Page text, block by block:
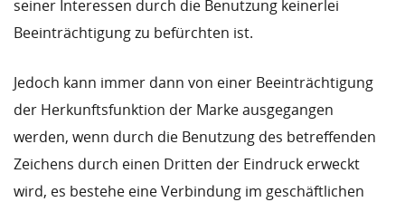
seiner Interessen durch die Benutzung keinerlei
Beeinträchtigung zu befürchten ist.
Jedoch kann immer dann von einer Beeinträchtigung
der Herkunftsfunktion der Marke ausgegangen
werden, wenn durch die Benutzung des betreffenden
Zeichens durch einen Dritten der Eindruck erweckt
wird, es bestehe eine Verbindung im geschäftlichen